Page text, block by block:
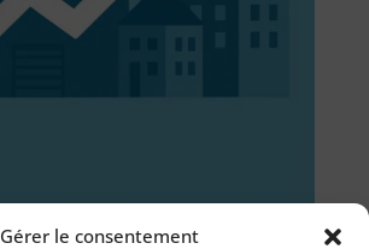
Gérer le consentement